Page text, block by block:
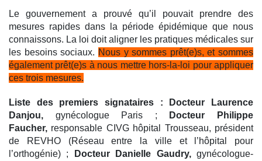
Le gouvernement a prouvé qu’il pouvait prendre des
mesures rapides dans la période épidémique que nous
connaissons. La loi doit aligner les pratiques médicales sur
les besoins sociaux. Nous y sommes prêt(e)s, et sommes
également prêt(e)s à nous mettre hors-la-loi pour appliquer
ces trois mesures.
Liste des premiers signataires :
Docteur Laurence
Danjou, gynécologue Paris ;
Docteur Philippe
Faucher, responsable CIVG hôpital Trousseau, président
de REVHO (Réseau entre la ville et l’hôpital pour
l’orthogénie) ;
Docteur Danielle Gaudry,gynécologue-